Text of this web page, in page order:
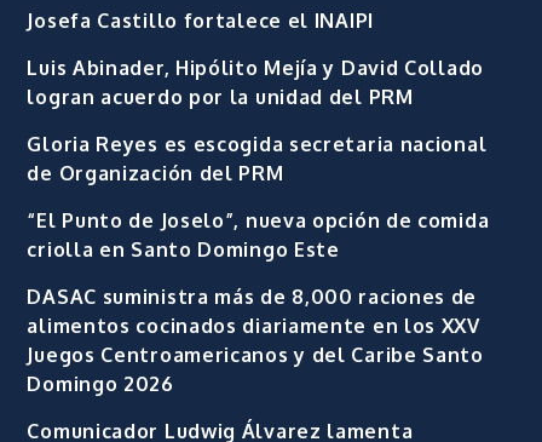
Josefa Castillo fortalece el INAIPI
Luis Abinader, Hipólito Mejía y David Collado
logran acuerdo por la unidad del PRM
Gloria Reyes es escogida secretaria nacional
de Organización del PRM
“El Punto de Joselo”, nueva opción de comida
criolla en Santo Domingo Este
DASAC suministra más de 8,000 raciones de
alimentos cocinados diariamente en los XXV
Juegos Centroamericanos y del Caribe Santo
Domingo 2026
Comunicador Ludwig Álvarez lamenta